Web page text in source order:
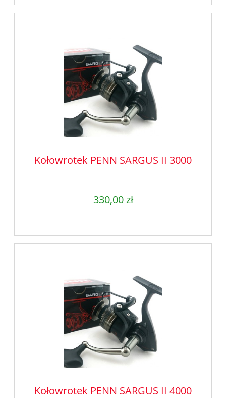
Kołowrotek PENN SARGUS II 3000
330,00 zł
Kołowrotek PENN SARGUS II 4000